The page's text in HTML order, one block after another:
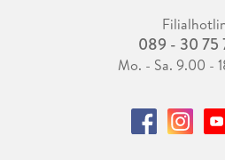
089 - 30 75
Mo. - Sa. 9.00 -